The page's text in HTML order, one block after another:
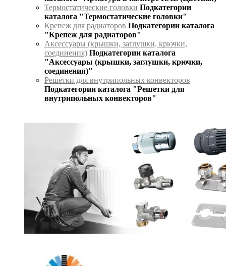
Термостатические головки Подкатегории
каталога "Термостатические головки"
Крепеж для радиаторов Подкатегории каталога
"Крепеж для радиаторов"
Аксессуары (крышки, заглушки, крючки,
соединения) Подкатегории каталога
"Аксессуары (крышки, заглушки, крючки,
соединения)"
Решетки для внутрипольных конвекторов
Подкатегории каталога "Решетки для
внутрипольных конвекторов"